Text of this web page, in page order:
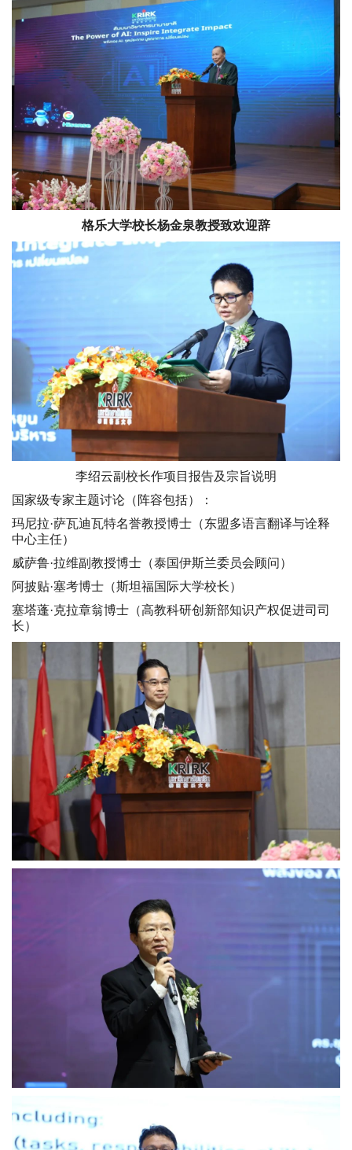
格乐大学校长杨金泉教授致欢迎辞
李绍云副校长作项目报告及宗旨说明
国家级专家主题讨论（阵容包括）：
玛尼拉·萨瓦迪瓦特名誉教授博士（东盟多语言翻译与诠释
中心主任）
威萨鲁·拉维副教授博士（泰国伊斯兰委员会顾问）
阿披贴·塞考博士（斯坦福国际大学校长）
塞塔蓬·克拉章翁博士（高教科研创新部知识产权促进司司
长）